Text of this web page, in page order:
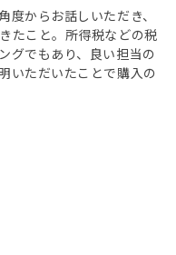
度からお話しいただき、
たこと。所得税などの税
グでもあり、良い担当の
いただいたことで購入の